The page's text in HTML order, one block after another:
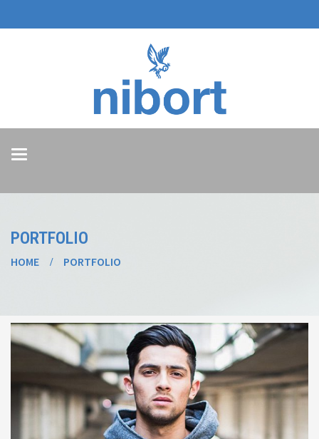
Toggle
PORTFOLIO
HOME PORTFOLIO